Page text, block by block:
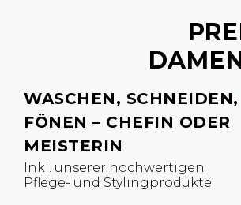
WASCHEN, SCHNEIDEN,
FÖNEN – CHEFIN ODER
MEISTERIN
Inkl. unserer hochwertigen
Pflege- und Stylingprodukte